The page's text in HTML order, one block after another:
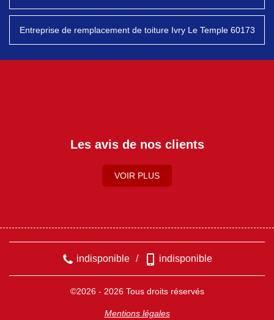
Entreprise de remplacement de toiture Ivry Le Temple 60173
Les avis de nos clients
VOIR PLUS
indisponible / indisponible
©2026 - 2026 Tous droits réservés
Mentions légales